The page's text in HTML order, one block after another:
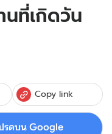
นที่เกิดวัน
Copy link
รดบน Google